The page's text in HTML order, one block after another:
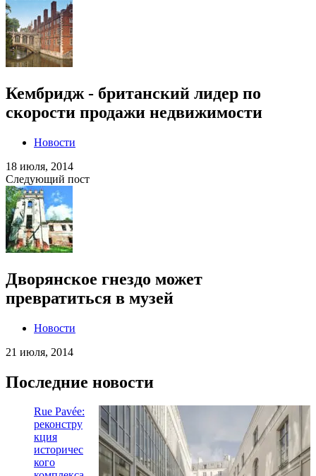
Кембридж - британский лидер по
скорости продажи недвижимости
Новости
18 июля, 2014
Следующий пост
Дворянское гнездо может
превратиться в музей
Новости
21 июля, 2014
Последние новости
Rue Pavée:
реконстру
кция
историчес
кого